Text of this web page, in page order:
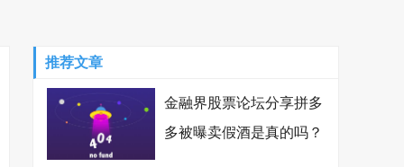
推荐文章
金融界股票论坛分享拼多
多被曝卖假酒是真的吗？